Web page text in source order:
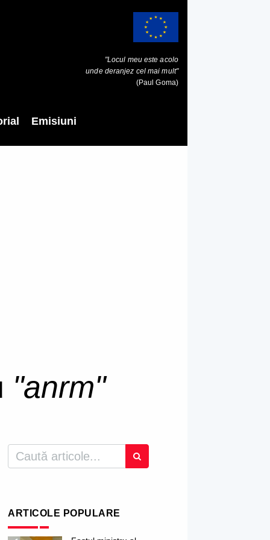
"Locul meu este acolo
unde deranjez cel mai mult"
(Paul Goma)
Emisiuni
"anrm"
ARTICOLE POPULARE